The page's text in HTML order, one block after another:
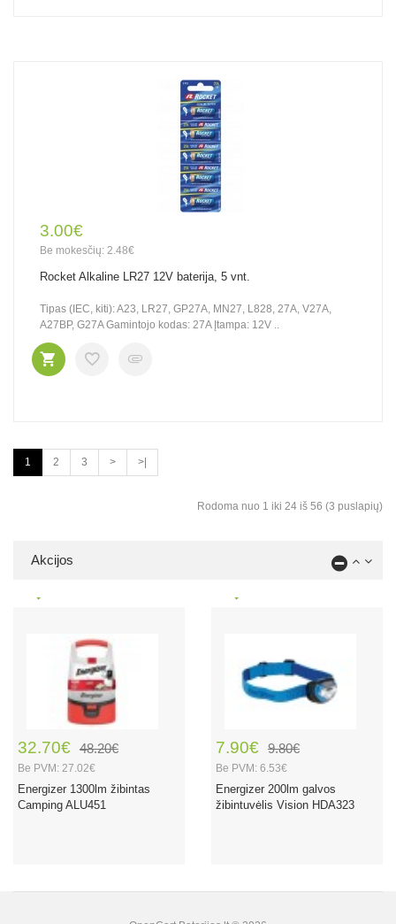
3.00€
Be mokesčių: 2.48€
Rocket Alkaline LR27 12V baterija, 5 vnt.
Tipas (IEC, kiti): A23, LR27, GP27A, MN27, L828, 27A, V27A,
A27BP, G27A Gamintojo kodas: 27A Įtampa: 12V ..
1 2 3 > >|
Rodoma nuo 1 iki 24 iš 56 (3 puslapių)
Akcijos
32.70€ 48.20€
Be PVM: 27.02€
Energizer 1300lm žibintas
Camping ALU451
7.90€ 9.80€
Be PVM: 6.53€
Energizer 200lm galvos
žibintuvėlis Vision HDA323